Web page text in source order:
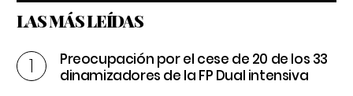
LAS MÁS LEÍDAS
Preocupación por el cese de 20 de los 33
dinamizadores de la FP Dual intensiva